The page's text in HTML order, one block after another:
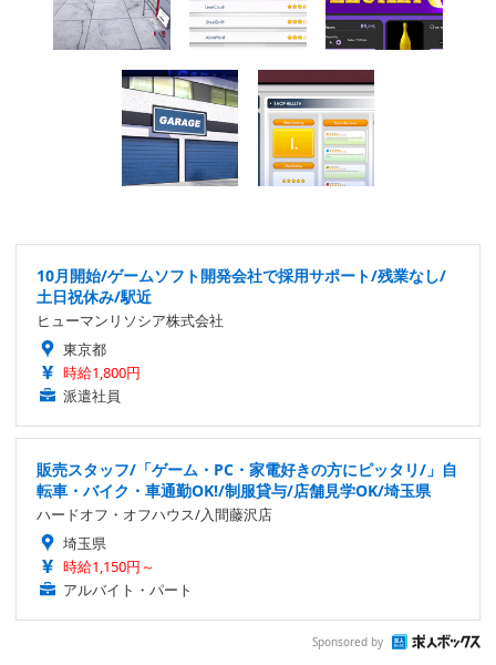
10月開始/ゲームソフト開発会社で採用サポート/残業なし/
土日祝休み/駅近
ヒューマンリソシア株式会社
東京都
時給1,800円
派遣社員
販売スタッフ/「ゲーム・PC・家電好きの方にピッタリ/」自
転車・バイク・車通勤OK!/制服貸与/店舗見学OK/埼玉県
ハードオフ・オフハウス/入間藤沢店
埼玉県
時給1,150円～
アルバイト・パート
Sponsored by